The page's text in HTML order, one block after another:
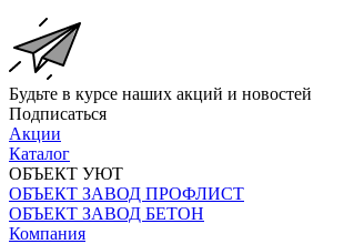
Будьте в курсе наших акций и новостей
Подписаться
Акции
Каталог
ОБЪЕКТ УЮТ
ОБЪЕКТ ЗАВОД ПРОФЛИСТ
ОБЪЕКТ ЗАВОД БЕТОН
Компания